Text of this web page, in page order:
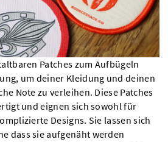
Patches zum Aufbügeln
um deiner Kleidung und deinen
Note zu verleihen. Diese Patches
und eignen sich sowohl für
Designs. Sie lassen sich
dass sie aufgenäht werden